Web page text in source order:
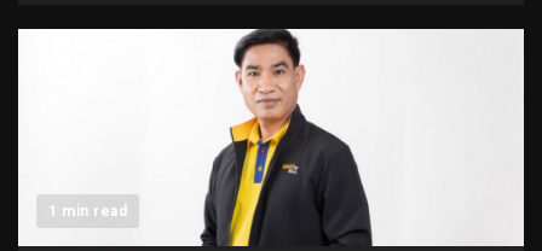
1 min read